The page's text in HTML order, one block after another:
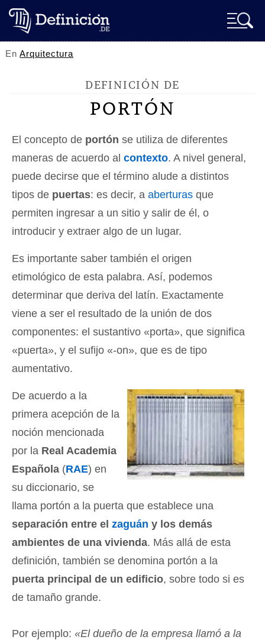
EnArquitectura
DEFINICIÓN DE
PORTÓN
El concepto de portón se utiliza de diferentes
maneras de acuerdo al contexto. A nivel general,
puede decirse que el término alude a distintos
tipos de puertas: es decir, a aberturas que
permiten ingresar a un sitio y salir de él, o
introducir y extraer algo de un lugar.
Es importante saber también el origen
etimológico de esta palabra. Así, podemos
determinar que deriva del latín. Exactamente
viene a ser el resultado de la unión de dos
componentes: el sustantivo «porta», que significa
«puerta», y el sufijo «-on», que es de tipo
aumentativo.
De acuerdo a la
primera acepción de la
noción mencionada
por la Real Academia
Española (RAE) en
su diccionario, se
llama portón a la puerta que establece una
separación entre el zaguán y los demás
ambientes de una vivienda. Más allá de esta
definición, también se denomina portón a la
puerta principal de un edificio, sobre todo si es
de tamaño grande.
Por ejemplo: «El dueño de la empresa llamó a la